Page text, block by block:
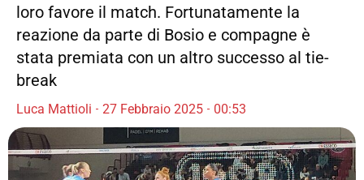
loro favore il match. Fortunatamente la
reazione da parte di Bosio e compagne è
stata premiata con un altro successo al tie-
break
Luca Mattioli 27 Febbraio 2025 00:53